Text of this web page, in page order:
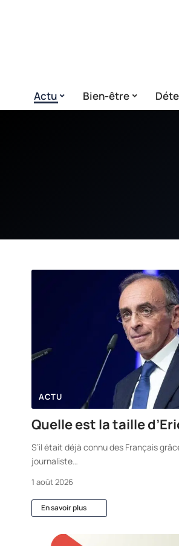
Actu Bien-être
ACTU
Quelle est la taille
S’il était déjà connu des Français
journaliste…
1 août 2026
En savoir plus